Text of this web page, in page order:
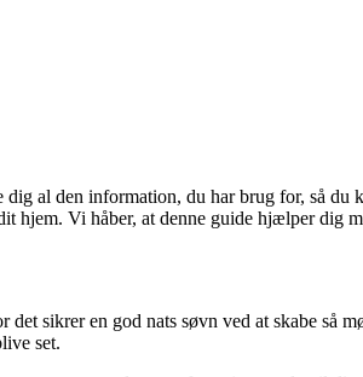
al den information, du har brug for, så du
hjem. Vi håber, at denne guide hjælper dig
sikrer en god nats søvn ved at skabe så
set.